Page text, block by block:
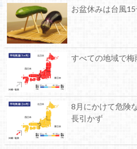
お盆休みは台風
すべての地域で梅
8月にかけて危険
長引かず